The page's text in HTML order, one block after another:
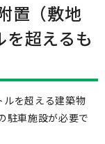
置（敷地
超えるも
を超える建築物
駐車施設が必要で